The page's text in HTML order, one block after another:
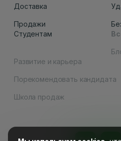
Доставка
Продажи
Студентам
Развитие и карьера
Порекомендовать кандидата
Школа продаж